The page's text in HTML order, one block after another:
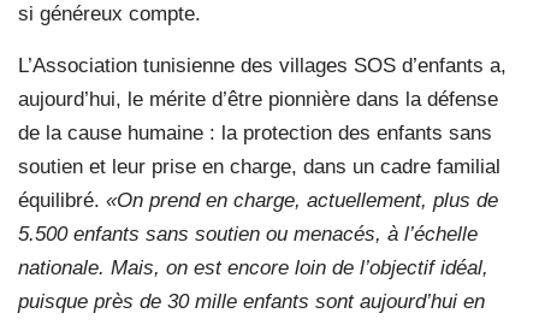
si généreux compte.
L’Association tunisienne des villages SOS d’enfants a,
aujourd’hui, le mérite d’être pionnière dans la défense
de la cause humaine : la protection des enfants sans
soutien et leur prise en charge, dans un cadre familial
équilibré. «On prend en charge, actuellement, plus de
5.500 enfants sans soutien ou menacés, à l’échelle
nationale. Mais, on est encore loin de l’objectif idéal,
puisque près de 30 mille enfants sont aujourd’hui en